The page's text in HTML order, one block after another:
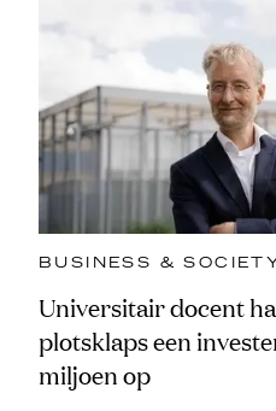
BUSINESS &
Universitair docent
plotsklaps een
miljoen op